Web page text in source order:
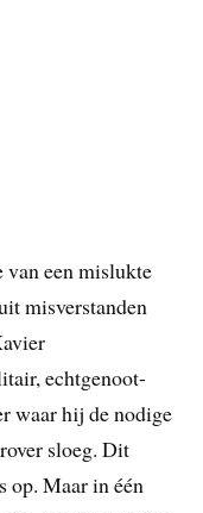
van een mislukte
misverstanden
echtgenoot-
waar hij de nodige
sloeg. Dit
op. Maar in één